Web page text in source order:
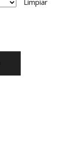
Limpiar